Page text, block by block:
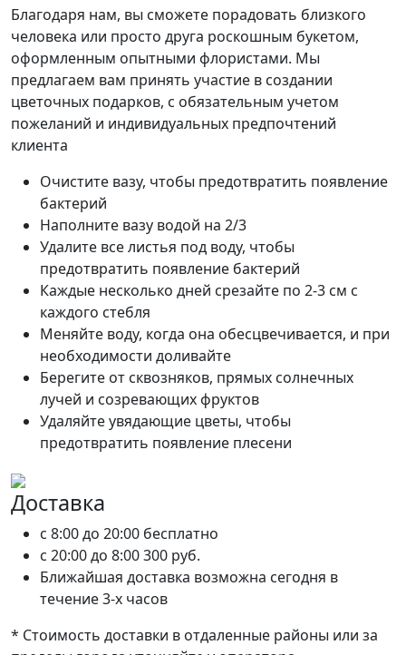
Благодаря нам, вы сможете порадовать близкого
человека или просто друга роскошным букетом,
оформленным опытными флористами. Мы
предлагаем вам принять участие в создании
цветочных подарков, с обязательным учетом
пожеланий и индивидуальных предпочтений
клиента
Очистите вазу, чтобы предотвратить появление
бактерий
Наполните вазу водой на 2/3
Удалите все листья под воду, чтобы
предотвратить появление бактерий
Каждые несколько дней срезайте по 2-3 см с
каждого стебля
Меняйте воду, когда она обесцвечивается, и при
необходимости доливайте
Берегите от сквозняков, прямых солнечных
лучей и созревающих фруктов
Удаляйте увядающие цветы, чтобы
предотвратить появление плесени
Доставка
c 8:00 до 20:00 бесплатно
c 20:00 до 8:00300 руб.
Ближайшая доставка возможна сегодня в
течение 3-х часов
* Стоимость доставки в отдаленные районы или за